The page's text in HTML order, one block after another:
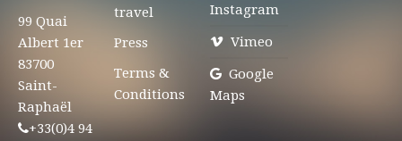
99 Quai
Albert 1er
83700
Saint-
Raphaël
+33(0)4 94
travel
Press
Terms &
Conditions
Instagram
Vimeo
Google
Maps